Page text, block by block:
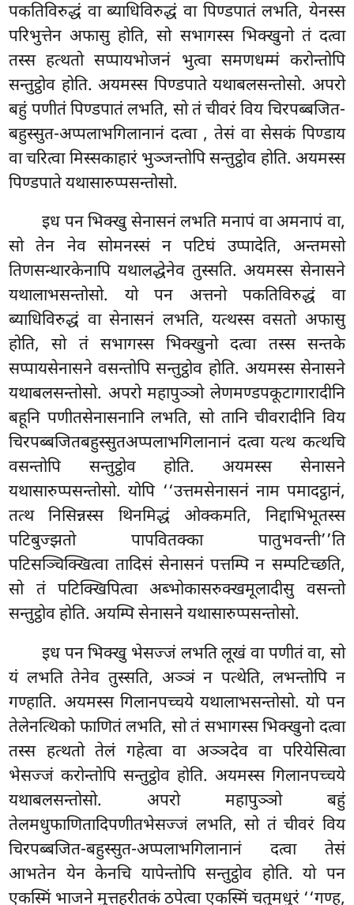
पकतिविरुद्धं वा ब्याधिविरुद्धं वा पिण्डपातं लभति, येनस्स
परिभुत्तेन अफासु होति, सो सभागस्स भिक्खुनो तं दत्वा
तस्स हत्थतो सप्पायभोजनं भुत्वा समणधम्मं करोन्तोपि
सन्तुट्ठोव होति. अयमस्स पिण्डपाते यथाबलसन्तोसो. अपरो
बहुं पणीतं पिण्डपातंलभति, सो तं चीवरं विय चिरपब्बजित-
बहुस्सुत-अप्पलाभगिलानानं दत्वा , तेसं वा सेसकं पिण्डाय
वा चरित्वा मिस्सकाहारं भुञ्जन्तोपि सन्तुट्ठोव होति. अयमस्स
पिण्डपाते यथासारुप्पसन्तोसो.
इध पन भिक्खु सेनासनं लभति मनापं वा अमनापं वा,
सो तेन नेव सोमनस्सं न पटिघं उप्पादेति, अन्तमसो
तिणसन्थारकेनापि यथालद्धेनेव तुस्सति. अयमस्स सेनासने
यथालाभसन्तोसो. यो पन अत्तनो पकतिविरुद्धं वा
ब्याधिविरुद्धं वा सेनासनं लभति, यत्थस्स वसतो अफासु
होति, सो तं सभागस्स भिक्खुनो दत्वा तस्स सन्तके
सप्पायसेनासने वसन्तोपि सन्तुट्ठोव होति. अयमस्स सेनासने
यथाबलसन्तोसो. अपरो महापुञ्ञो लेणमण्डपकूटागारादीनि
बहूनि पणीतसेनासनानि लभति, सो तानि चीवरादीनि विय
चिरपब्बजितबहुस्सुतअप्पलाभगिलानानं दत्वा यत्थ कत्थचि
वसन्तोपि सन्तुट्ठोव होति. अयमस्स सेनासने
यथासारुप्पसन्तोसो. योपि ‘‘उत्तमसेनासनं नाम पमादट्ठानं,
तत्थ निसिन्नस्स थिनमिद्धं ओक्कमति, निद्दाभिभूतस्स
पटिबुज्झतो पापवितक्का पातुभवन्ती’’ति
पटिसञ्चिक्खित्वा तादिसं सेनासनं पत्तम्पि न सम्पटिच्छति,
सो तं पटिक्खिपित्वा अब्भोकासरुक्खमूलादीसु वसन्तो
सन्तुट्ठोव होति. अयम्पि सेनासने यथासारुप्पसन्तोसो.
इध पन भिक्खु भेसज्जं लभति लूखं वा पणीतं वा, सो
यं लभति तेनेव तुस्सति, अञ्ञं न पत्थेति, लभन्तोपि न
गण्हाति. अयमस्स गिलानपच्चये यथालाभसन्तोसो. यो पन
तेलेनत्थिको फाणितं लभति, सो तं सभागस्स भिक्खुनो दत्वा
तस्स हत्थतो तेलं गहेत्वा वा अञ्ञदेव वा परियेसित्वा
भेसज्जं करोन्तोपि सन्तुट्ठोव होति. अयमस्स गिलानपच्चये
यथाबलसन्तोसो. अपरो महापुञ्ञो बहुं
तेलमधुफाणितादिपणीतभेसज्जं लभति, सो तं चीवरं विय
चिरपब्बजित-बहुस्सुत-अप्पलाभगिलानानं दत्वा तेसं
आभतेन येन केनचि यापेन्तोपिसन्तुट्ठोव होति. यो पन
एकस्मिं भाजने मुत्तहरीतकं ठपेत्वा एकस्मिं चतुमधुरं ‘‘गण्ह,